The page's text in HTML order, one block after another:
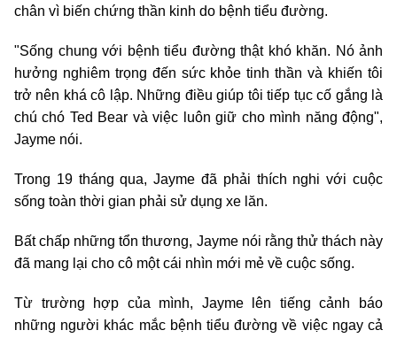
chân vì biến chứng thần kinh do bệnh tiểu đường.
"Sống chung với bệnh tiểu đường thật khó khăn. Nó ảnh
hưởng nghiêm trọng đến sức khỏe tinh thần và khiến tôi
trở nên khá cô lập. Những điều giúp tôi tiếp tục cố gắng là
chú chó Ted Bear và việc luôn giữ cho mình năng động",
Jayme nói.
Trong 19 tháng qua, Jayme đã phải thích nghi với cuộc
sống toàn thời gian phải sử dụng xe lăn.
Bất chấp những tổn thương, Jayme nói rằng thử thách này
đã mang lại cho cô một cái nhìn mới mẻ về cuộc sống.
Từ trường hợp của mình, Jayme lên tiếng cảnh báo
những người khác mắc bệnh tiểu đường về việc ngay cả